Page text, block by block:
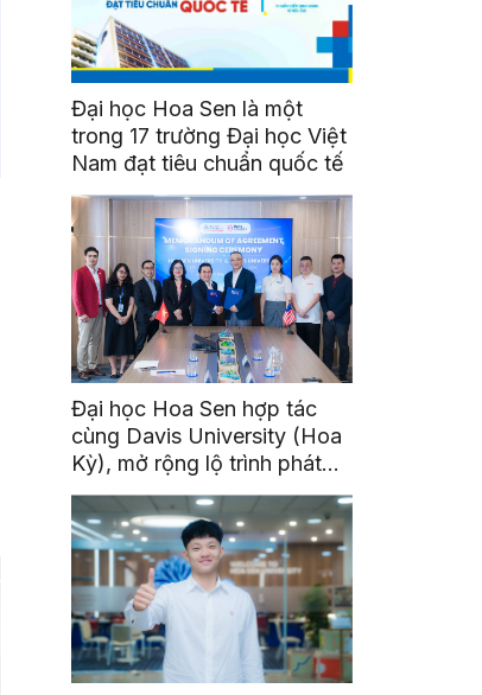
Đại học Hoa Sen là một
trong 17 trường Đại học Việt
Nam đạt tiêu chuẩn quốc tế
Đại học Hoa Sen hợp tác
cùng Davis University (Hoa
Kỳ), mở rộng lộ trình phát
triển toàn cầu cho sinh viên